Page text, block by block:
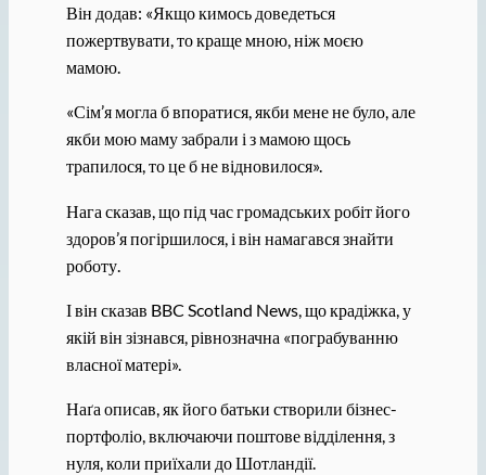
Він додав: «Якщо кимось доведеться
пожертвувати, то краще мною, ніж моєю
мамою.
«Сім’я могла б впоратися, якби мене не було, але
якби мою маму забрали і з мамою щось
трапилося, то це б не відновилося».
Нага сказав, що під час громадських робіт його
здоров’я погіршилося, і він намагався знайти
роботу.
І він сказав BBC Scotland News, що крадіжка, у
якій він зізнався, рівнозначна «пограбуванню
власної матері».
Наґа описав, як його батьки створили бізнес-
портфоліо, включаючи поштове відділення, з
нуля, коли приїхали до Шотландії.